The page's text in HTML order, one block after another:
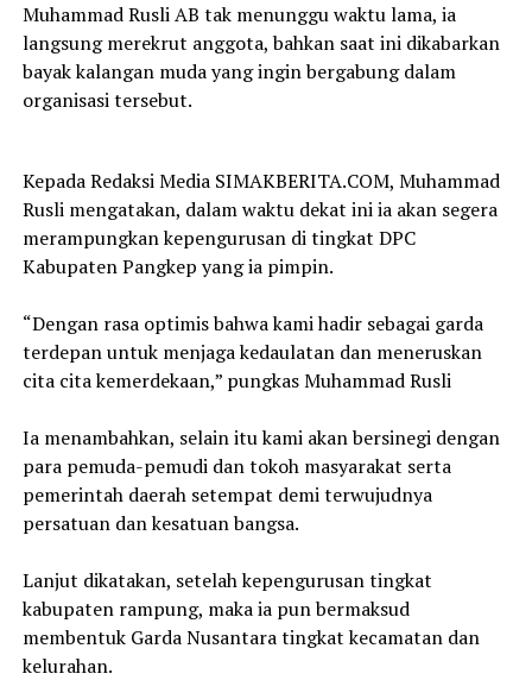
Muhammad Rusli AB tak menunggu waktu lama, ia
langsung merekrut anggota, bahkan saat ini dikabarkan
bayak kalangan muda yang ingin bergabung dalam
organisasi tersebut.
Kepada Redaksi Media SIMAKBERITA.COM, Muhammad
Rusli mengatakan, dalam waktu dekat ini ia akan segera
merampungkan kepengurusan di tingkat DPC
Kabupaten Pangkep yang ia pimpin.
“Dengan rasa optimis bahwa kami hadir sebagai garda
terdepan untuk menjaga kedaulatan dan meneruskan
cita cita kemerdekaan,” pungkas Muhammad Rusli
Ia menambahkan, selain itu kami akan bersinegi dengan
para pemuda-pemudi dan tokoh masyarakat serta
pemerintah daerah setempat demi terwujudnya
persatuan dan kesatuan bangsa.
Lanjut dikatakan, setelah kepengurusan tingkat
kabupaten rampung, maka ia pun bermaksud
membentuk Garda Nusantara tingkat kecamatan dan
kelurahan.